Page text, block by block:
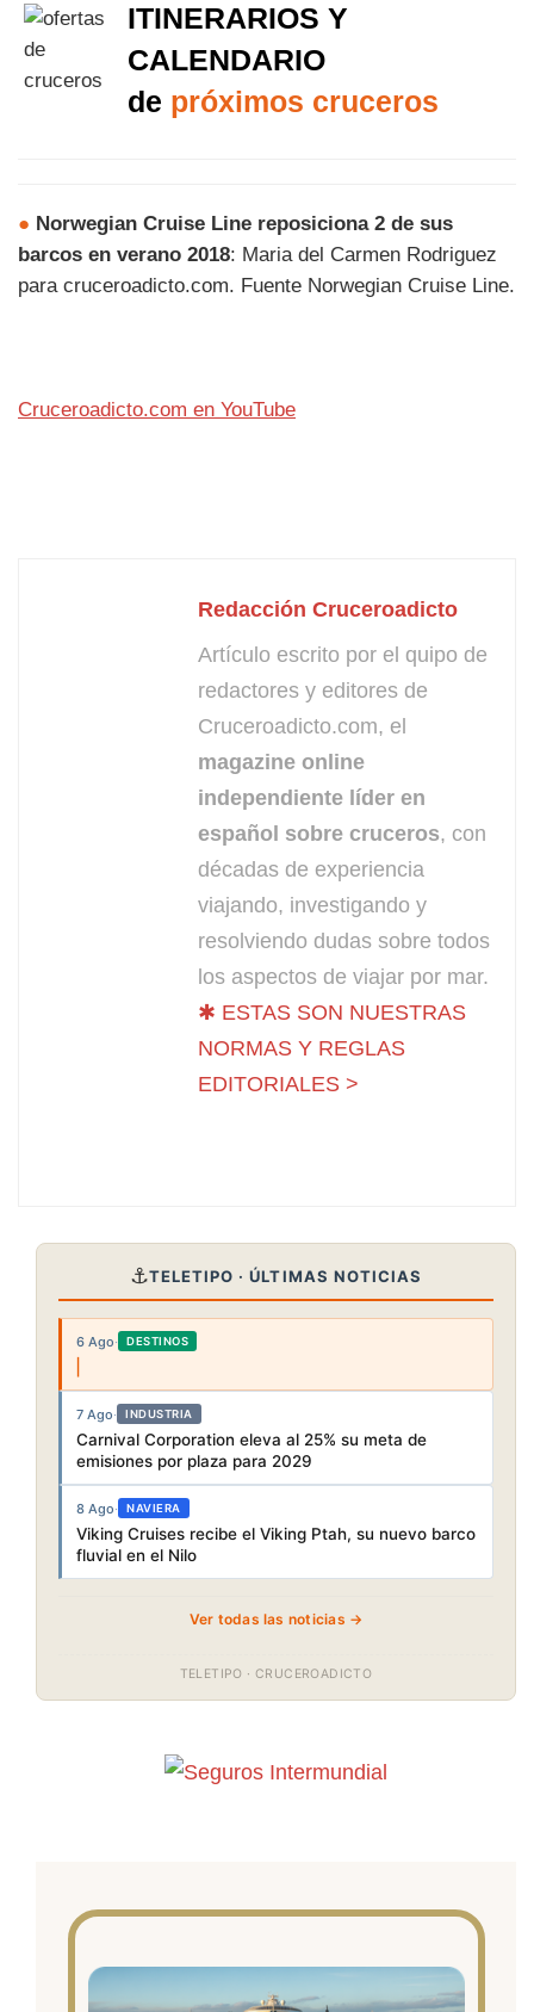
ITINERARIOS Y
CALENDARIO
de próximos cruceros
● Norwegian Cruise Line reposiciona 2 de sus
barcos en verano 2018: Maria del Carmen Rodriguez
para cruceroadicto.com. Fuente Norwegian Cruise Line.
Cruceroadicto.com en YouTube
Redacción Cruceroadicto
Artículo escrito por el quipo de
redactores y editores de
Cruceroadicto.com, el
magazine online
independiente líder en
español sobre cruceros, con
décadas de experiencia
viajando, investigando y
resolviendo dudas sobre todos
los aspectos de viajar por mar.
✱ ESTAS SON NUESTRAS
NORMAS Y REGLAS
EDITORIALES >
⚓TELETIPO · ÚLTIMAS NOTICIAS
6 Ago· DESTINOS
7 Ago· INDUSTRIA
Carnival Corporation eleva al 25% su meta de
emisiones por plaza para 2029
8 Ago· NAVIERA
Viking Cruises recibe el Viking Ptah, su nuevo barco
fluvial en el Nilo
Ver todas las noticias →
TELETIPO · CRUCEROADICTO